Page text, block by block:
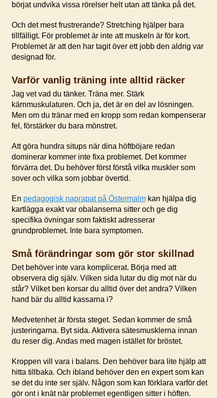
börjat undvika vissa rörelser helt utan att tänka på det.
Och det mest frustrerande? Stretching hjälper bara
tillfälligt. För problemet är inte att muskeln är för kort.
Problemet är att den har tagit över ett jobb den aldrig var
designad för.
Varför vanlig träning inte alltid räcker
Jag vet vad du tänker. Träna mer. Stärk
kärnmuskulaturen. Och ja, det är en del av lösningen.
Men om du tränar med en kropp som redan kompenserar
fel, förstärker du bara mönstret.
Att göra hundra situps när dina höftböjare redan
dominerar kommer inte fixa problemet. Det kommer
förvärra det. Du behöver först förstå vilka muskler som
sover och vilka som jobbar övertid.
En pedagogisk naprapat på Östermalmkan hjälpa dig
kartlägga exakt var obalanserna sitter och ge dig
specifika övningar som faktiskt adresserar
grundproblemet. Inte bara symptomen.
Små förändringar som gör stor skillnad
Det behöver inte vara komplicerat. Börja med att
observera dig själv. Vilken sida lutar du dig mot när du
står? Vilket ben korsar du alltid över det andra? Vilken
hand bär du alltid kassarna i?
Medvetenhet är första steget. Sedan kommer de små
justeringarna. Byt sida. Aktivera sätesmusklerna innan
du reser dig. Andas med magen istället för bröstet.
Kroppen vill vara i balans. Den behöver bara lite hjälp att
hitta tillbaka. Och ibland behöver den en expert som kan
se det du inte ser själv. Någon som kan förklara varför det
gör ont i knät när problemet egentligen sitter i höften.